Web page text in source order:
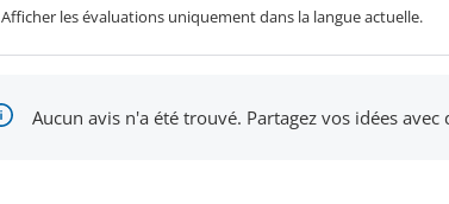
Afficher les évaluations uniquement dans la langue actuelle.
Aucun avis n'a été trouvé. Partagez vos idées avec